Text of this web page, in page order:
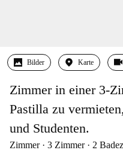
Bilder Karte
Zimmer in einer 3-
Pastilla zu
und Studenten.
Zimmer 3 Zimmer 2